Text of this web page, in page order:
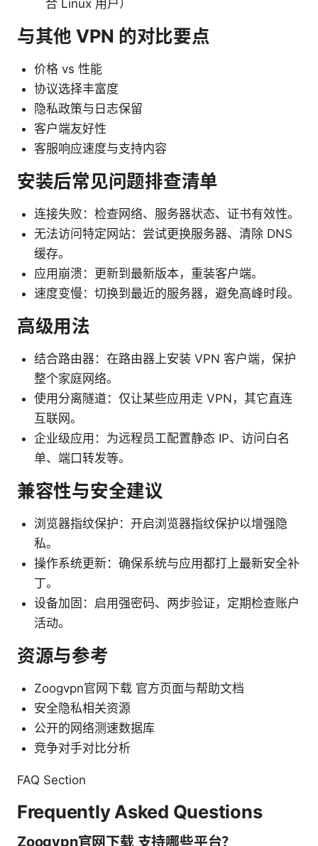
合 Linux 用户）
与其他 VPN 的对比要点
价格 vs 性能
协议选择丰富度
隐私政策与日志保留
客户端友好性
客服响应速度与支持内容
安装后常见问题排查清单
连接失败：检查网络、服务器状态、证书有效性。
无法访问特定网站：尝试更换服务器、清除 DNS
缓存。
应用崩溃：更新到最新版本，重装客户端。
速度变慢：切换到最近的服务器，避免高峰时段。
高级用法
结合路由器：在路由器上安装 VPN 客户端，保护
整个家庭网络。
使用分离隧道：仅让某些应用走 VPN，其它直连
互联网。
企业级应用：为远程员工配置静态 IP、访问白名
单、端口转发等。
兼容性与安全建议
浏览器指纹保护：开启浏览器指纹保护以增强隐
私。
操作系统更新：确保系统与应用都打上最新安全补
丁。
设备加固：启用强密码、两步验证，定期检查账户
活动。
资源与参考
Zoogvpn官网下载 官方页面与帮助文档
安全隐私相关资源
公开的网络测速数据库
竞争对手对比分析
FAQ Section
Frequently Asked Questions
Zoogvpn官网下载 支持哪些平台？